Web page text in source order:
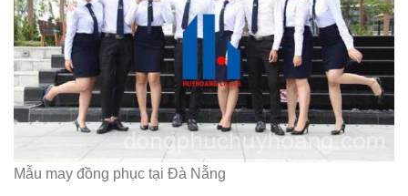
Mẫu may đồng phục tại Đà Nẵng